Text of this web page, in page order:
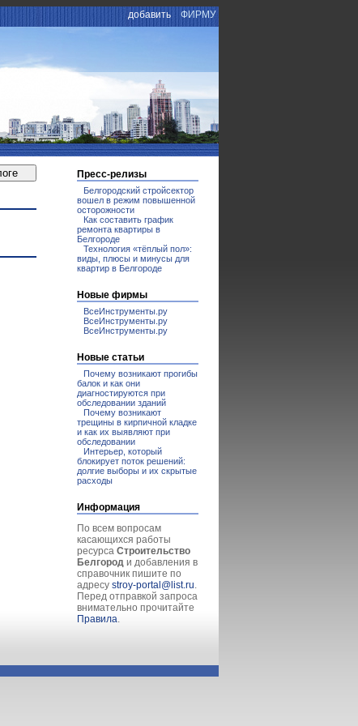
добавить ФИРМУ
Пресс-релизы
Белгородский стройсектор
вошел в режим повышенной
осторожности
Как составить график
ремонта квартиры в
Белгороде
Технология «тёплый пол»:
виды, плюсы и минусы для
квартир в Белгороде
Новые фирмы
ВсеИнструменты.ру
ВсеИнструменты.ру
ВсеИнструменты.ру
Новые статьи
Почему возникают прогибы
балок и как они
диагностируются при
обследовании зданий
Почему возникают
трещины в кирпичной кладке
и как их выявляют при
обследовании
Интерьер, который
блокирует поток решений:
долгие выборы и их скрытые
расходы
Информация
По всем вопросам
касающихся работы
ресурса Строительство
Белгород и добавления в
справочник пишите по
адресу stroy-portal@list.ru.
Перед отправкой запроса
внимательно прочитайте
Правила.